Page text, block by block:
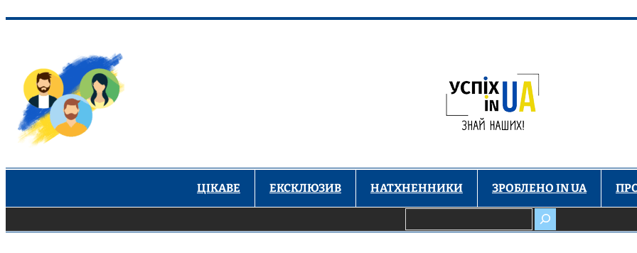
вмісту
ЦІКАВЕ ЕКСКЛЮЗИВ НАТХНЕННИКИ ЗРОБЛЕНО IN UA